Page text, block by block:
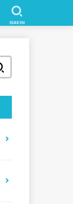
SEARCH